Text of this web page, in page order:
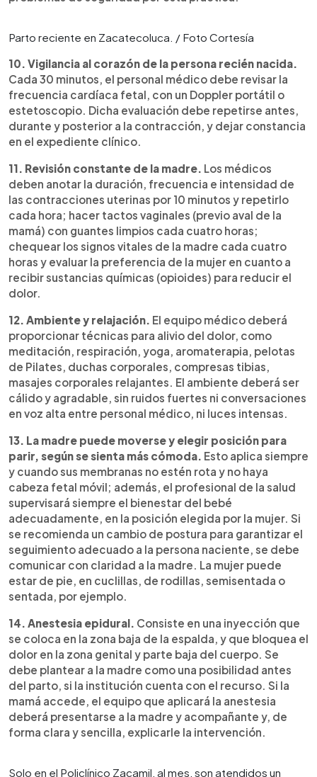
Parto reciente en Zacatecoluca. / Foto Cortesía
10. Vigilancia al corazón de la persona recién nacida.
Cada 30 minutos, el personal médico debe revisar la
frecuencia cardíaca fetal, con un Doppler portátil o
estetoscopio. Dicha evaluación debe repetirse antes,
durante y posterior a la contracción, y dejar constancia
en el expediente clínico.
11. Revisión constante de la madre. Los médicos
deben anotar la duración, frecuencia e intensidad de
las contracciones uterinas por 10 minutos y repetirlo
cada hora; hacer tactos vaginales (previo aval de la
mamá) con guantes limpios cada cuatro horas;
chequear los signos vitales de la madre cada cuatro
horas y evaluar la preferencia de la mujer en cuanto a
recibir sustancias químicas (opioides) para reducir el
dolor.
12. Ambiente y relajación. El equipo médico deberá
proporcionar técnicas para alivio del dolor, como
meditación, respiración, yoga, aromaterapia, pelotas
de Pilates, duchas corporales, compresas tibias,
masajes corporales relajantes. El ambiente deberá ser
cálido y agradable, sin ruidos fuertes ni conversaciones
en voz alta entre personal médico, ni luces intensas.
13. La madre puede moverse y elegir posición para
parir, según se sienta más cómoda. Esto aplica siempre
y cuando sus membranas no estén rota y no haya
cabeza fetal móvil; además, el profesional de la salud
supervisará siempre el bienestar del bebé
adecuadamente, en la posición elegida por la mujer. Si
se recomienda un cambio de postura para garantizar el
seguimiento adecuado a la persona naciente, se debe
comunicar con claridad a la madre. La mujer puede
estar de pie, en cuclillas, de rodillas, semisentada o
sentada, por ejemplo.
14. Anestesia epidural. Consiste en una inyección que
se coloca en la zona baja de la espalda, y que bloquea el
dolor en la zona genital y parte baja del cuerpo. Se
debe plantear a la madre como una posibilidad antes
del parto, si la institución cuenta con el recurso. Si la
mamá accede, el equipo que aplicará la anestesia
deberá presentarse a la madre y acompañante y, de
forma clara y sencilla, explicarle la intervención.
Solo en el Policlínico Zacamil, al mes, son atendidos un